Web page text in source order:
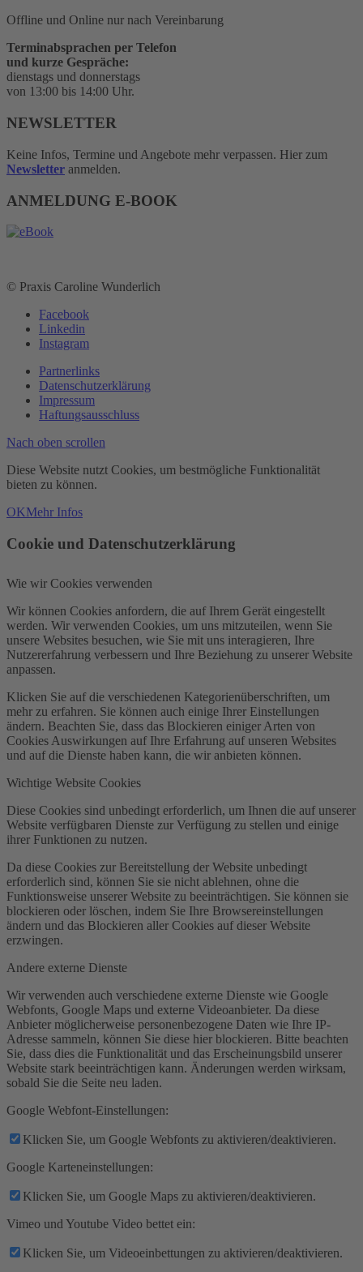
Offline und Online nur nach Vereinbarung
Terminabsprachen per Telefon
und kurze Gespräche:
dienstags und donnerstags
von 13:00 bis 14:00 Uhr.
NEWSLETTER
Keine Infos, Termine und Angebote mehr verpassen. Hier zum
Newsletter anmelden.
ANMELDUNG E-BOOK
© Praxis Caroline Wunderlich
Facebook
Linkedin
Instagram
Partnerlinks
Datenschutzerklärung
Impressum
Haftungsausschluss
Nach oben scrollen
Diese Website nutzt Cookies, um bestmögliche Funktionalität
bieten zu können.
OKMehr Infos
Cookie und Datenschutzerklärung
Wie wir Cookies verwenden
Wir können Cookies anfordern, die auf Ihrem Gerät eingestellt
werden. Wir verwenden Cookies, um uns mitzuteilen, wenn Sie
unsere Websites besuchen, wie Sie mit uns interagieren, Ihre
Nutzererfahrung verbessern und Ihre Beziehung zu unserer Website
anpassen.
Klicken Sie auf die verschiedenen Kategorienüberschriften, um
mehr zu erfahren. Sie können auch einige Ihrer Einstellungen
ändern. Beachten Sie, dass das Blockieren einiger Arten von
Cookies Auswirkungen auf Ihre Erfahrung auf unseren Websites
und auf die Dienste haben kann, die wir anbieten können.
Wichtige Website Cookies
Diese Cookies sind unbedingt erforderlich, um Ihnen die auf unserer
Website verfügbaren Dienste zur Verfügung zu stellen und einige
ihrer Funktionen zu nutzen.
Da diese Cookies zur Bereitstellung der Website unbedingt
erforderlich sind, können Sie sie nicht ablehnen, ohne die
Funktionsweise unserer Website zu beeinträchtigen. Sie können sie
blockieren oder löschen, indem Sie Ihre Browsereinstellungen
ändern und das Blockieren aller Cookies auf dieser Website
erzwingen.
Andere externe Dienste
Wir verwenden auch verschiedene externe Dienste wie Google
Webfonts, Google Maps und externe Videoanbieter. Da diese
Anbieter möglicherweise personenbezogene Daten wie Ihre IP-
Adresse sammeln, können Sie diese hier blockieren. Bitte beachten
Sie, dass dies die Funktionalität und das Erscheinungsbild unserer
Website stark beeinträchtigen kann. Änderungen werden wirksam,
sobald Sie die Seite neu laden.
Google Webfont-Einstellungen:
Klicken Sie, um Google Webfonts zu aktivieren/deaktivieren.
Google Karteneinstellungen:
Klicken Sie, um Google Maps zu aktivieren/deaktivieren.
Vimeo und Youtube Video bettet ein:
Klicken Sie, um Videoeinbettungen zu aktivieren/deaktivieren.